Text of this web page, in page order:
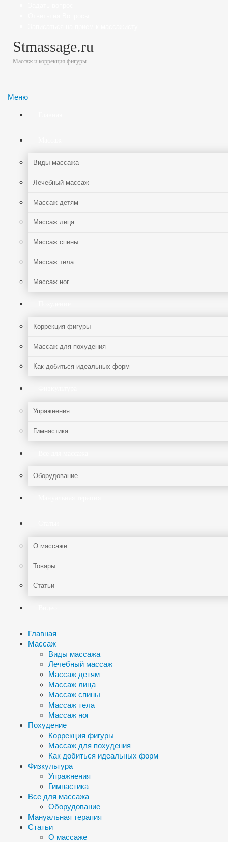
Stmassage.ru
Массаж и коррекция фигуры
Меню
Виды массажа
Лечебный массаж
Массаж детям
Массаж лица
Массаж спины
Массаж тела
Массаж ног
Коррекция фигуры
Массаж для похудения
Как добиться идеальных форм
Упражнения
Гимнастика
Оборудование
О массаже
Товары
Статьи
Главная
Массаж
Виды массажа
Лечебный массаж
Массаж детям
Массаж лица
Массаж спины
Массаж тела
Массаж ног
Похудение
Коррекция фигуры
Массаж для похудения
Как добиться идеальных форм
Физкультура
Упражнения
Гимнастика
Все для массажа
Оборудование
Мануальная терапия
Статьи
О массаже